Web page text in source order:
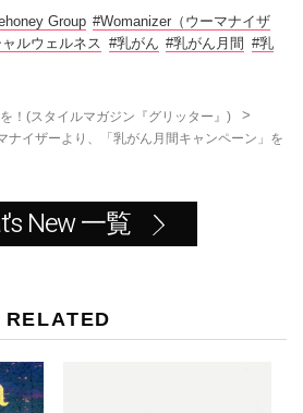
o
o
k
Group #Womanizer（ウーマナイザ
ルウェルネス #乳がん #乳がん月間 #乳
！(スタイルマガジン『グリッター』) >
ナイザーより、「乳がん月間キャンペーン」を
New 一覧
RELATED